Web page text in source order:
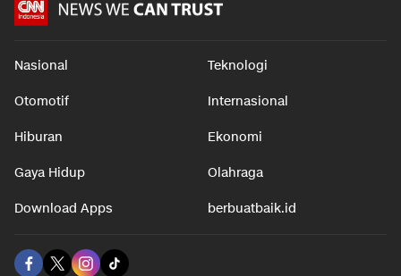
Nasional Teknologi
Otomotif Internasional
Hiburan Ekonomi
Gaya Hidup Olahraga
Download Apps berbuatbaik.id